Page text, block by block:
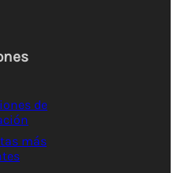
de
más